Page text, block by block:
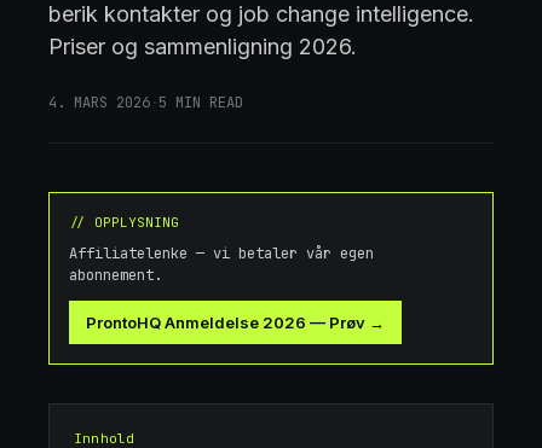
berik kontakter og job change intelligence.
Priser og sammenligning 2026.
4. MARS 2026·5 MIN READ
// OPPLYSNING
Affiliatelenke — vi betaler vår egen
abonnement.
ProntoHQ Anmeldelse 2026 — Prøv →
Innhold